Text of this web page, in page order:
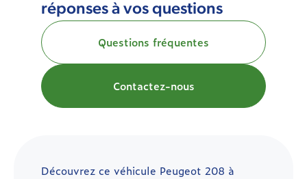
réponses à vos questions
Questions fréquentes
Contactez-nous
Découvrez ce véhicule Peugeot 208 à